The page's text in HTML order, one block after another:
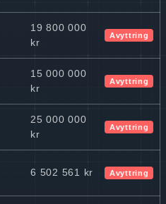
19 800 000
kr
Avyttring
15 000 000
kr
Avyttring
25 000 000
kr
Avyttring
6 502 561 kr Avyttring